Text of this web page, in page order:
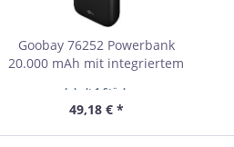
Goobay 76252 Powerbank
20.000 mAh mit integriertem
Inhalt 1 Stück
49,18 € *